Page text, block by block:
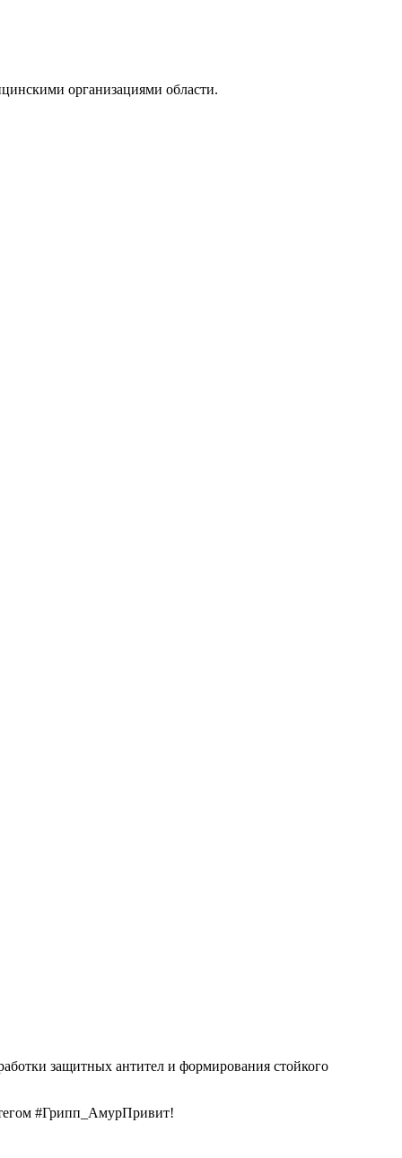
организациями области.
защитных антител и формирования стойкого
#Грипп_АмурПривит!